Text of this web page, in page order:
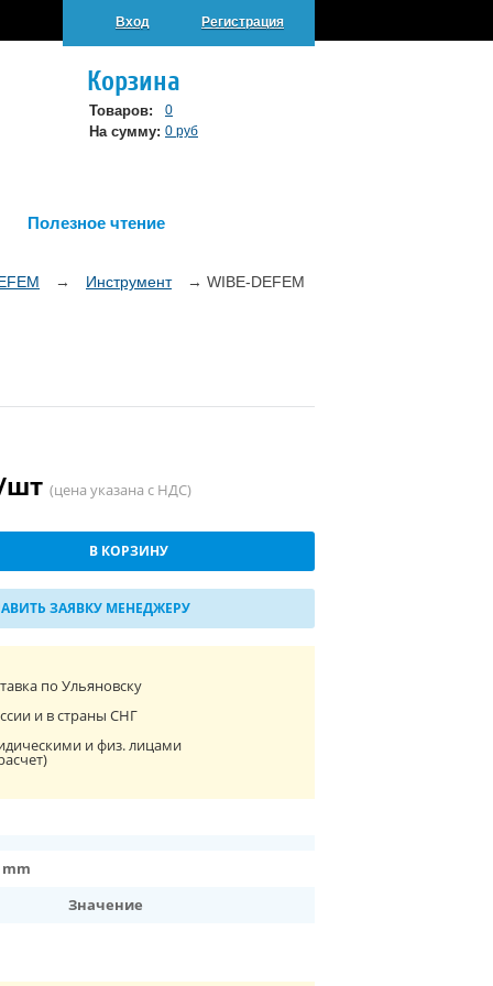
Вход Регистрация
Корзина
Товаров: 0
На сумму: 0 руб
Полезное чтение
→ Инструмент → WIBE-DEFEM
шт (цена указана с НДС)
В КОРЗИНУ
ЗАЯВКУ МЕНЕДЖЕРУ
по Ульяновску
и в страны СНГ
и физ. лицами
mm
Значение